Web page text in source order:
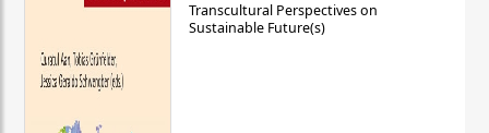
Transcultural Perspectives on
Sustainable Future(s)